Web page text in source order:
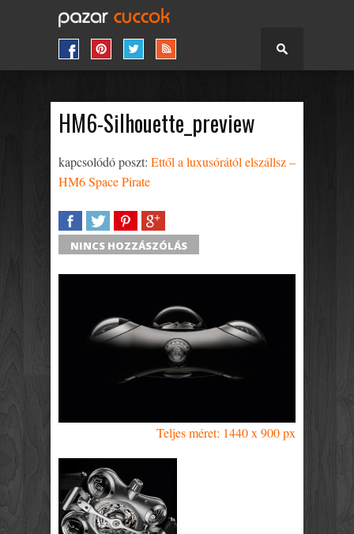
HM6-Silhouette_preview
kapcsolódó poszt: Ettől a luxusórától elszállsz –
HM6 Space Pirate
SHARETWEETSHARESHARE
NINCS HOZZÁSZÓLÁS
Teljes méret: 1440 x 900 px